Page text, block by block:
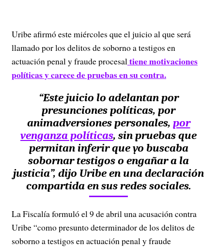
Uribe afirmó este miércoles que el juicio al que será
llamado por los delitos de soborno a testigos en
actuación penal y fraude procesaltiene motivaciones
políticas y carece de pruebas en su contra.
“Este juicio lo adelantan por
presunciones políticas, por
animadversiones personales, por
venganza políticas, sin pruebas que
permitan inferir que yo buscaba
sobornar testigos o engañar a la
justicia”, dijo Uribe en una declaración
compartida en sus redes sociales.
La Fiscalía formuló el 9 de abril una acusación contra
Uribe “como presunto determinador de los delitos de
soborno a testigos en actuación penal y fraude